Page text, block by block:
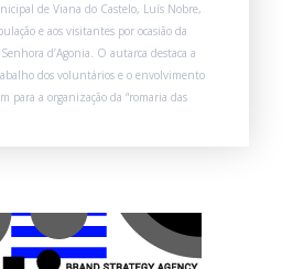
de Viana do Castelo, Luís Nobre,
e aos visitantes por ocasião da
d’Agonia. O autarca destaca a
dos voluntários e o envolvimento
para a organização da “romaria das